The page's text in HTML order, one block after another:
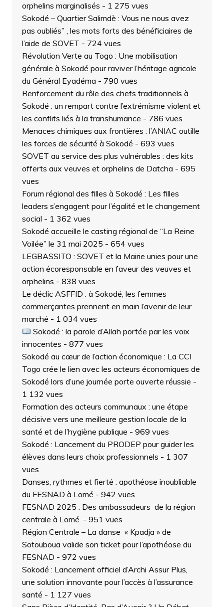
orphelins marginalisés - 1 275 vues
Sokodé – Quartier Salimdè : Vous ne nous avez
pas oubliés” , les mots forts des bénéficiaires de
l’aide de SOVET - 724 vues
Révolution Verte au Togo : Une mobilisation
générale à Sokodé pour raviver l’héritage agricole
du Général Eyadéma - 790 vues
Renforcement du rôle des chefs traditionnels à
Sokodé : un rempart contre l’extrémisme violent et
les conflits liés à la transhumance - 786 vues
Menaces chimiques aux frontières : l’ANIAC outille
les forces de sécurité à Sokodé - 693 vues
SOVET au service des plus vulnérables : des kits
offerts aux veuves et orphelins de Datcha - 695
vues
Forum régional des filles à Sokodé : Les filles
leaders s’engagent pour l’égalité et le changement
social - 1 362 vues
Sokodé accueille le casting régional de “La Reine
Voilée” le 31 mai 2025 - 654 vues
LEGBASSITO : SOVET et la Mairie unies pour une
action écoresponsable en faveur des veuves et
orphelins - 838 vues
Le déclic ASFFID : à Sokodé, les femmes
commerçantes prennent en main l’avenir de leur
marché - 1 034 vues
Sokodé : la parole d’Allah portée par les voix
innocentes - 877 vues
Sokodé au cœur de l’action économique : La CCI
Togo crée le lien avec les acteurs économiques de
Sokodé lors d’une journée porte ouverte réussie -
1 132 vues
Formation des acteurs communaux : une étape
décisive vers une meilleure gestion locale de la
santé et de l’hygiène publique - 969 vues
Sokodé : Lancement du PRODEP pour guider les
élèves dans leurs choix professionnels - 1 307
vues
Danses, rythmes et fierté : apothéose inoubliable
du FESNAD à Lomé - 942 vues
FESNAD 2025 : Des ambassadeurs de la région
centrale à Lomé. - 951 vues
Région Centrale – La danse « Kpadja » de
Sotouboua valide son ticket pour l’apothéose du
FESNAD - 972 vues
Sokodé : Lancement officiel d’Archi Assur Plus,
une solution innovante pour l’accès à l’assurance
santé - 1 127 vues